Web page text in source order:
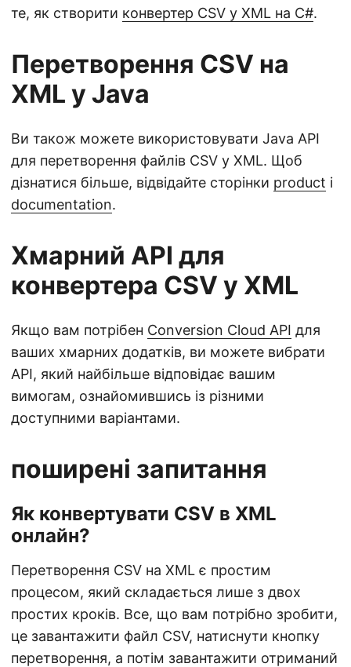
те, як створити конвертер CSV у XML на C#.
Перетворення CSV на
XML у Java
Ви також можете використовувати Java API
для перетворення файлів CSV у XML. Щоб
дізнатися більше, відвідайте сторінки product і
documentation.
Хмарний API для
конвертера CSV у XML
Якщо вам потрібен Conversion Cloud API для
ваших хмарних додатків, ви можете вибрати
API, який найбільше відповідає вашим
вимогам, ознайомившись із різними
доступними варіантами.
поширені запитання
Як конвертувати CSV в XML
онлайн?
Перетворення CSV на XML є простим
процесом, який складається лише з двох
простих кроків. Все, що вам потрібно зробити,
це завантажити файл CSV, натиснути кнопку
перетворення, а потім завантажити отриманий